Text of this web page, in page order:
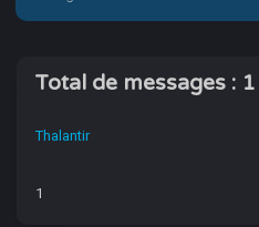
-301 Syracuse vs Macédoine
Total de messages : 1
Thalantir
1